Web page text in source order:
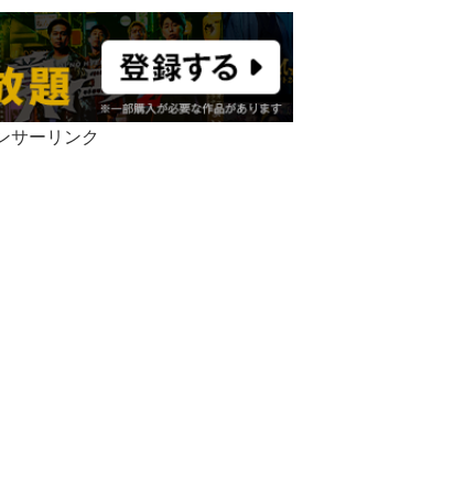
サーリンク